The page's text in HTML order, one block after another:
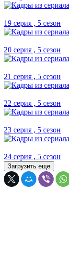
19 серия , 5 сезон
20 серия , 5 сезон
21 серия , 5 сезон
22 серия , 5 сезон
23 серия , 5 сезон
24 серия , 5 сезон
Загрузить еще